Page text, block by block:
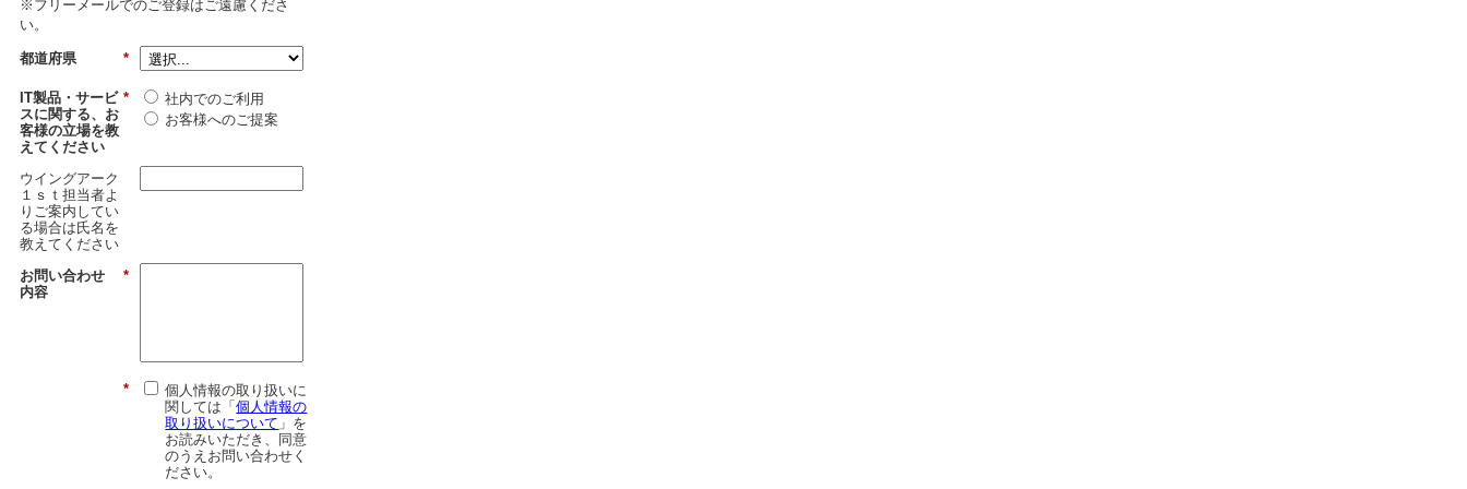
※フリーメールでのご登録はご遠慮くださ
い。
*
都道府県
*
IT製品・サービ
スに関する、お
客様の立場を教
えてください
社内でのご利用
お客様へのご提案
ウイングアーク
１ｓｔ担当者よ
りご案内してい
る場合は氏名を
教えてください
*
お問い合わせ
内容
*
個人情報の取り扱いに
関しては「個人情報の
取り扱いについて 」を
お読みいただき、同意
のうえお問い合わせく
ださい。